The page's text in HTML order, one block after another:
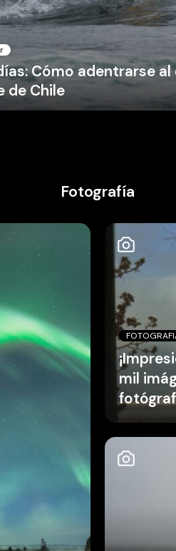
Cómo adentrarse
de Chile
Fotografía
mil